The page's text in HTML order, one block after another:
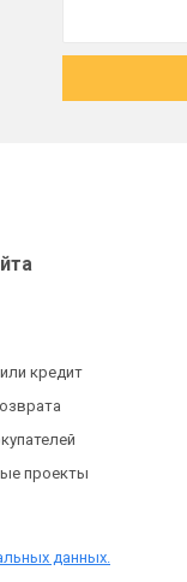
кредит
проекты
данных.